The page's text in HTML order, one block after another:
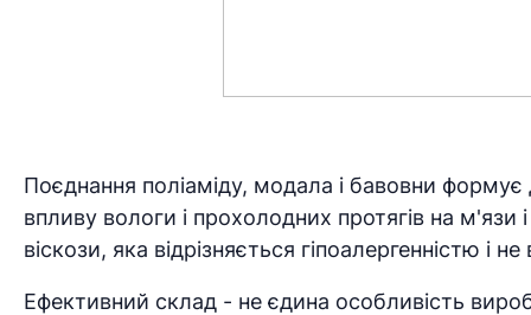
Поєднання поліаміду, модала і бавовни
впливу вологи і прохолодних протягів на м'язи
віскози, яка відрізняється гіпоалергенністю і
Ефективний склад - не єдина особливість